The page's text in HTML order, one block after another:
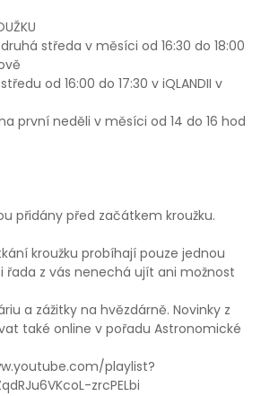
středa v měsíci od 16:30 do 18:00
od 16:00 do 17:30 v iQLANDII v
první neděli v měsíci od 14 do 16 hod
přidány před začátkem kroužku.
kroužku probíhají pouze jednou
řada z vás nenechá ujít ani možnost
a zážitky na hvězdárně. Novinky z
také online v pořadu Astronomické
playlist?
zrcPELbi